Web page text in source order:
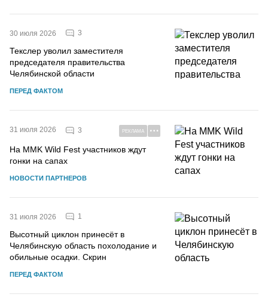
30 июля 2026 3
Текслер уволил заместителя
председателя правительства
Челябинской области
ПЕРЕД ФАКТОМ
31 июля 2026 3 РЕКЛАМА
На MMK Wild Fest участников ждут
гонки на сапах
НОВОСТИ ПАРТНЕРОВ
31 июля 2026 1
Высотный циклон принесёт в
Челябинскую область похолодание и
обильные осадки. Скрин
ПЕРЕД ФАКТОМ